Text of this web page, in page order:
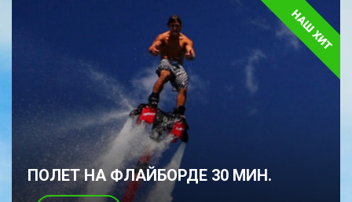
ПОЛЕТ НА ФЛАЙБОРДЕ 30 МИН.